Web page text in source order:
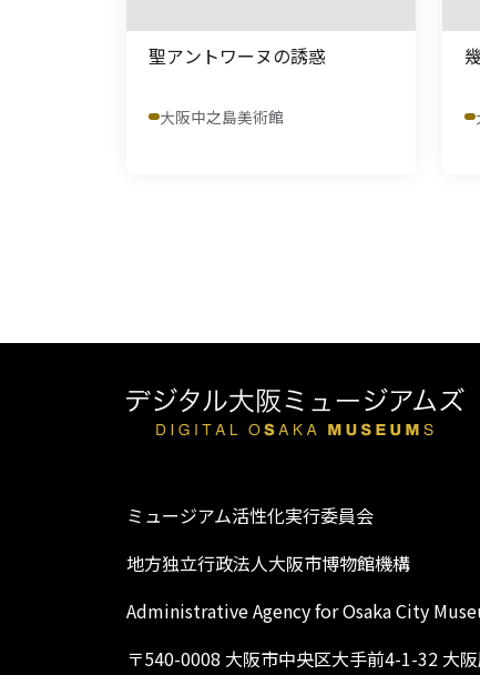
聖アントワーヌの誘惑
大阪中之島美術館
ミュージアム活性化実行委員会
地方独立行政法人大阪市博物館機構
Administrative Agency for Osaka City
〒540-0008 大阪市中央区大手前4-1-32 大